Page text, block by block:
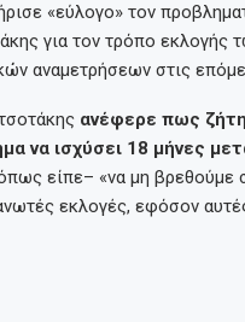
«εύλογο» τον
για τον τρόπο εκλογής
αναμετρήσεων στις
ανέφερε πως
να ισχύσει 18 μήνες
είπε– «να μη βρεθούμε
εκλογές, εφόσον